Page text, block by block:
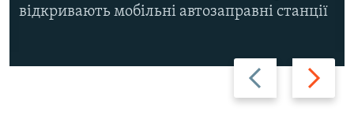
Назад Вперед
відкривають мобільні автозаправні станції